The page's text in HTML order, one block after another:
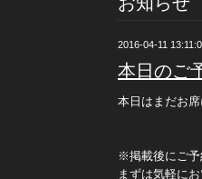
2016-04-11
本日のご
本日はまだお
※掲載後にご予
まずは気軽に